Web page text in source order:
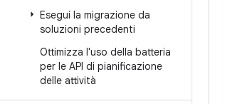
Esegui la migrazione da
soluzioni precedenti
Ottimizza l'uso della batteria
per le API di pianificazione
delle attività